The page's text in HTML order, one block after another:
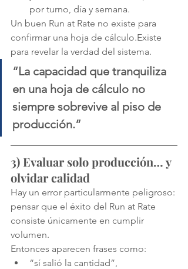
por turno, día y semana.
Un buen Run at Rate no existe para
confirmar una hoja de cálculo.Existe
para revelar la verdad del sistema.
“La capacidad que tranquiliza
en una hoja de cálculo no
siempre sobrevive al piso de
producción.”
3) Evaluar solo producción… y
olvidar calidad
Hay un error particularmente peligroso:
pensar que el éxito del Run at Rate
consiste únicamente en cumplir
volumen.
Entonces aparecen frases como:
“sí salió la cantidad”,